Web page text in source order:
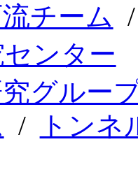
チーム
ンター
グルー
/
トンネ